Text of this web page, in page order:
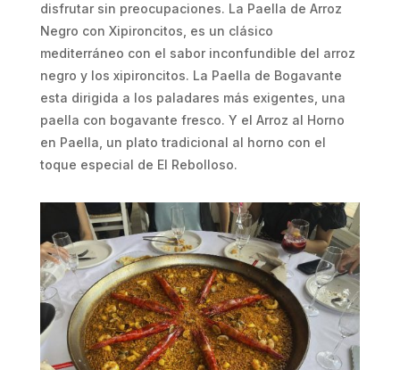
disfrutar sin preocupaciones. La Paella de Arroz
Negro con Xipironcitos, es un clásico
mediterráneo con el sabor inconfundible del arroz
negro y los xipironcitos. La Paella de Bogavante
esta dirigida a los paladares más exigentes, una
paella con bogavante fresco. Y el Arroz al Horno
en Paella, un plato tradicional al horno con el
toque especial de El Rebolloso.